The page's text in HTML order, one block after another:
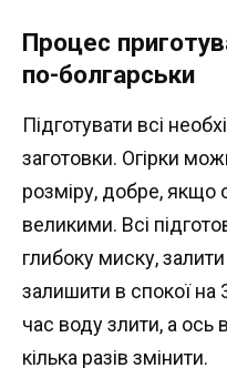
Процес
по-болгарськи
Підготувати всі
заготовки. Огірки
розміру, добре, якщо
великими. Всі
глибоку миску,
залишити в спокої
час воду злити, а ось
кілька разів змінити.